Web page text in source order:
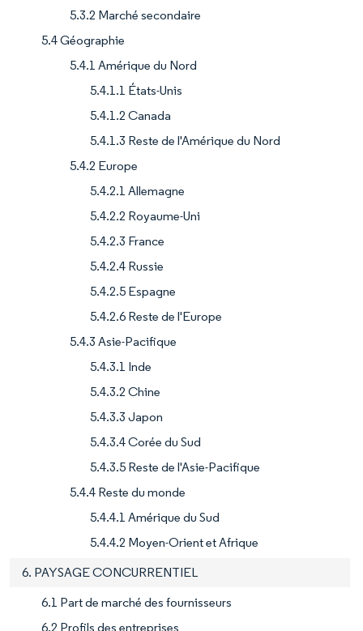
5.3.2 Marché secondaire
5.4 Géographie
5.4.1 Amérique du Nord
5.4.1.1 États-Unis
5.4.1.2 Canada
5.4.1.3 Reste de l'Amérique du Nord
5.4.2 Europe
5.4.2.1 Allemagne
5.4.2.2 Royaume-Uni
5.4.2.3 France
5.4.2.4 Russie
5.4.2.5 Espagne
5.4.2.6 Reste de l'Europe
5.4.3 Asie-Pacifique
5.4.3.1 Inde
5.4.3.2 Chine
5.4.3.3 Japon
5.4.3.4 Corée du Sud
5.4.3.5 Reste de l'Asie-Pacifique
5.4.4 Reste du monde
5.4.4.1 Amérique du Sud
5.4.4.2 Moyen-Orient et Afrique
6. PAYSAGE CONCURRENTIEL
6.1 Part de marché des fournisseurs
6.2 Profils des entreprises